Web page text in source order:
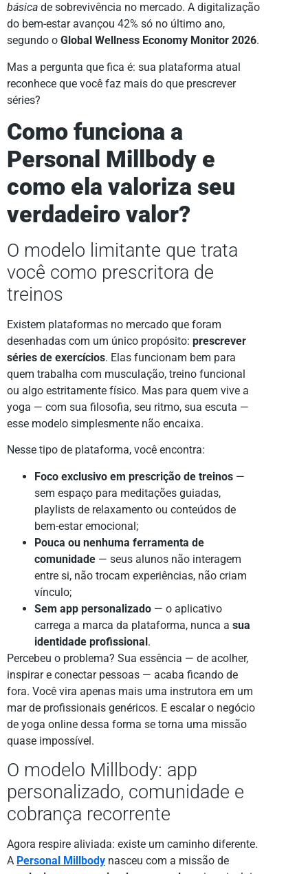
básica de sobrevivência no mercado. A digitalização
do bem-estar avançou 42% só no último ano,
segundo o Global Wellness Economy Monitor 2026.
Mas a pergunta que fica é: sua plataforma atual
reconhece que você faz mais do que prescrever
séries?
Como funciona a
Personal Millbody e
como ela valoriza seu
verdadeiro valor?
O modelo limitante que trata
você como prescritora de
treinos
Existem plataformas no mercado que foram
desenhadas com um único propósito: prescrever
séries de exercícios. Elas funcionam bem para
quem trabalha com musculação, treino funcional
ou algo estritamente físico. Mas para quem vive a
yoga — com sua filosofia, seu ritmo, sua escuta —
esse modelo simplesmente não encaixa.
Nesse tipo de plataforma, você encontra:
Foco exclusivo em prescrição de treinos —
sem espaço para meditações guiadas,
playlists de relaxamento ou conteúdos de
bem-estar emocional;
Pouca ou nenhuma ferramenta de
comunidade — seus alunos não interagem
entre si, não trocam experiências, não criam
vínculo;
Sem app personalizado — o aplicativo
carrega a marca da plataforma, nunca a sua
identidade profissional.
Percebeu o problema? Sua essência — de acolher,
inspirar e conectar pessoas — acaba ficando de
fora. Você vira apenas mais uma instrutora em um
mar de profissionais genéricos. E escalar o negócio
de yoga online dessa forma se torna uma missão
quase impossível.
O modelo Millbody: app
personalizado, comunidade e
cobrança recorrente
Agora respire aliviada: existe um caminho diferente.
A Personal Millbody nasceu com a missão de